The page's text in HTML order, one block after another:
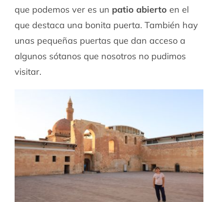
que podemos ver es un patio abierto en el
que destaca una bonita puerta. También hay
unas pequeñas puertas que dan acceso a
algunos sótanos que nosotros no pudimos
visitar.